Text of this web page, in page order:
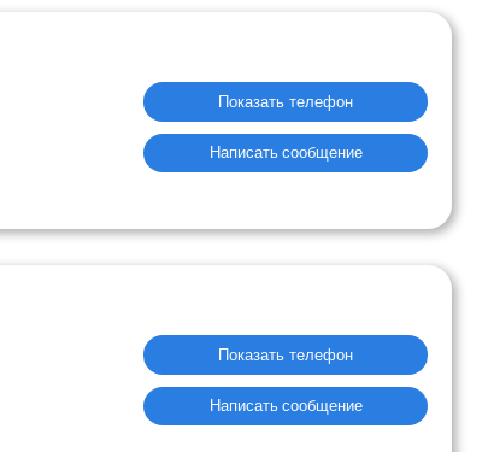
Показать телефон
Написать сообщение
Показать телефон
Написать сообщение